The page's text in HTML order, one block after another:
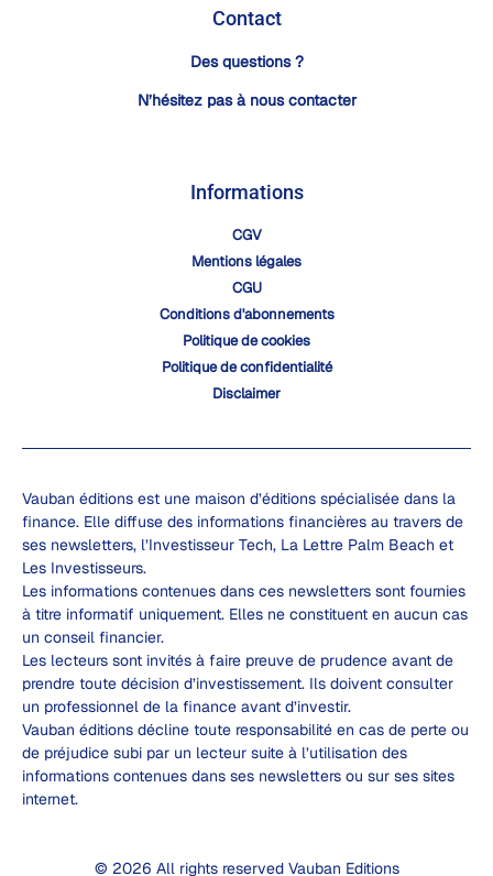
Contact
Des questions ?
N’hésitez pas à nous contacter
Informations
CGV
Mentions légales
CGU
Conditions d'abonnements
Politique de cookies
Politique de confidentialité
Disclaimer
Vauban éditions est une maison d’éditions spécialisée dans la
finance. Elle diffuse des informations financières au travers de
ses newsletters, l’Investisseur Tech, La Lettre Palm Beach et
Les Investisseurs.
Les informations contenues dans ces newsletters sont fournies
à titre informatif uniquement. Elles ne constituent en aucun cas
un conseil financier.
Les lecteurs sont invités à faire preuve de prudence avant de
prendre toute décision d’investissement. Ils doivent consulter
un professionnel de la finance avant d’investir.
Vauban éditions décline toute responsabilité en cas de perte ou
de préjudice subi par un lecteur suite à l’utilisation des
informations contenues dans ses newsletters ou sur ses sites
internet.
© 2026 All rights reserved Vauban Editions